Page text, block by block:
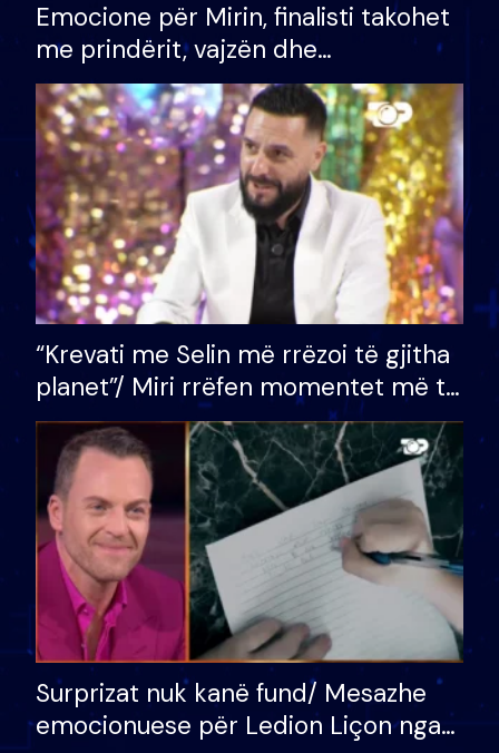
Emocione për Mirin, finalisti takohet
me prindërit, vajzën dhe
bashkëshorten: S’kemi ndonjë letër
divorci apo jo?
“Krevati me Selin më rrëzoi të gjitha
planet”/ Miri rrëfen momentet më të
bukura në shtëpinë e BB VIP: Do më
mungojë zilja e mëngjesit kur…
Surprizat nuk kanë fund/ Mesazhe
emocionuese për Ledion Liçon nga